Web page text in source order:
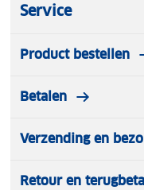
Service
Product bestellen
Betalen
Verzending en
Retour en